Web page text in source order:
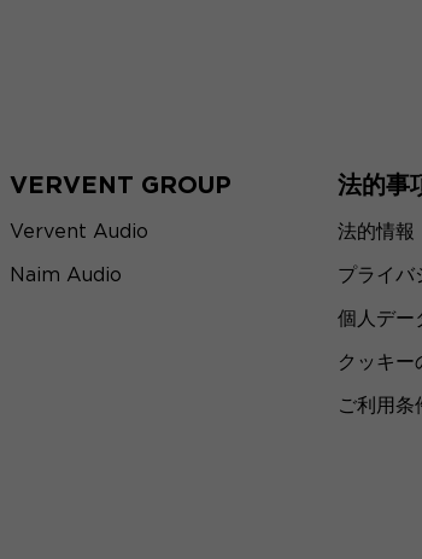
VERVENT GROUP
Vervent Audio
Naim Audio
法的事
法的情報
プライバ
個人デー
クッキー
ご利用条